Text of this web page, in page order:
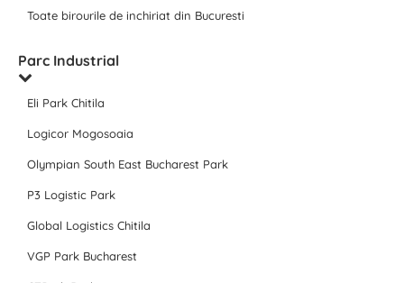
Toate birourile de inchiriat din Bucuresti
Parc Industrial
Eli Park Chitila
Logicor Mogosoaia
Olympian South East Bucharest Park
P3 Logistic Park
Global Logistics Chitila
VGP Park Bucharest